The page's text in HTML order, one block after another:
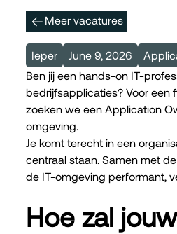
Meer vacatures
Ieper June 9, 2026
Ben jij een hands-on IT-
bedrijfsapplicaties? Voor
zoeken we een Application
omgeving.
Je komt terecht in een
centraal staan. Samen met
de IT-omgeving performant,
Hoe zal